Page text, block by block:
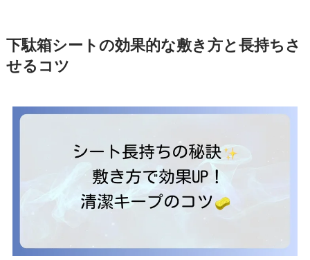
下駄箱シートの効果的な敷き方と長持ちさ
せるコツ